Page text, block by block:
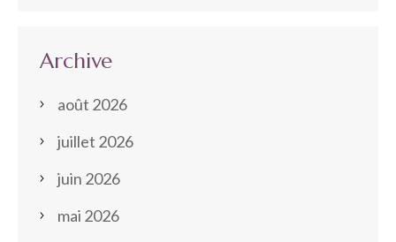
Archive
août 2026
juillet 2026
juin 2026
mai 2026